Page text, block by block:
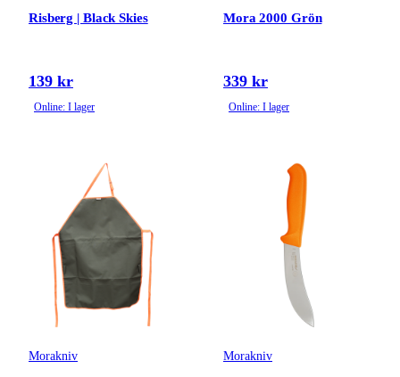
Risberg | Black Skies
139 kr
Online: I lager
Mora 2000 Grön
339 kr
Online: I lager
Morakniv Morakniv